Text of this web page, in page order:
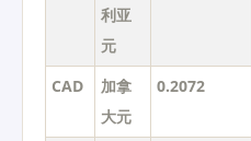
利亚
元
CAD
加拿
大元
0.2072